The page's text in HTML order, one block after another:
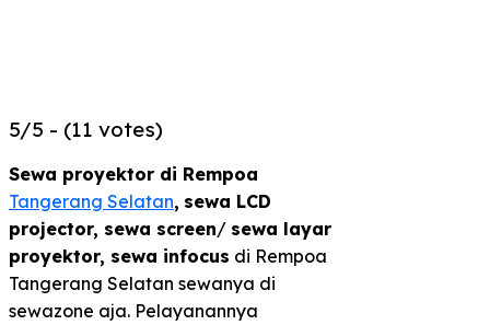
5/5 - (11 votes)
Sewa proyektor di Rempoa
Tangerang Selatan, sewa LCD
projector, sewa screen/ sewa layar
proyektor, sewa infocus di Rempoa
Tangerang Selatan sewanya di
sewazone aja. Pelayanannya